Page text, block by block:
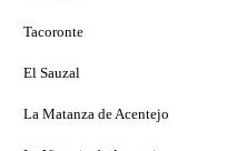
Tacoronte
El Sauzal
La Matanza de Acentejo